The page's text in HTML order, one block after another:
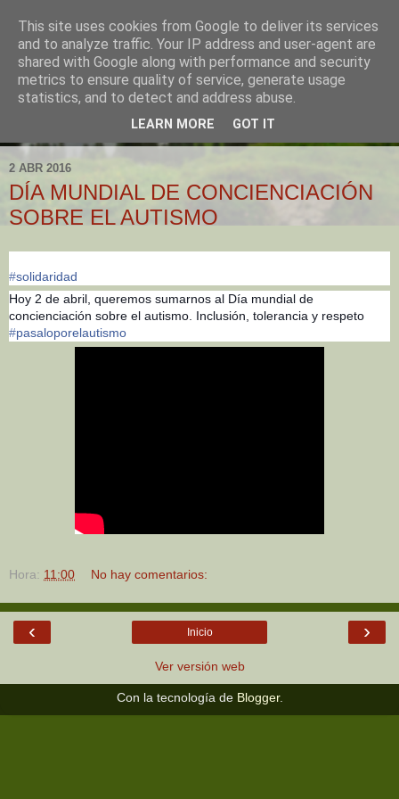
2 ABR 2016
DÍA MUNDIAL DE CONCIENCIACIÓN
SOBRE EL AUTISMO
‪#‎solidaridad‬
Hoy 2 de abril, queremos sumarnos al Día mundial de
concienciación sobre el autismo. Inclusión, tolerancia y respeto
‪#‎pasaloporelautismo‬
Hora: 11:00 No hay comentarios:
‹ ›
Inicio
Ver versión web
Con la tecnología de Blogger.
This site uses cookies from Google to deliver its services
and to analyze traffic. Your IP address and user-agent are
shared with Google along with performance and security
metrics to ensure quality of service, generate usage
statistics, and to detect and address abuse.
LEARN MORE GOT IT